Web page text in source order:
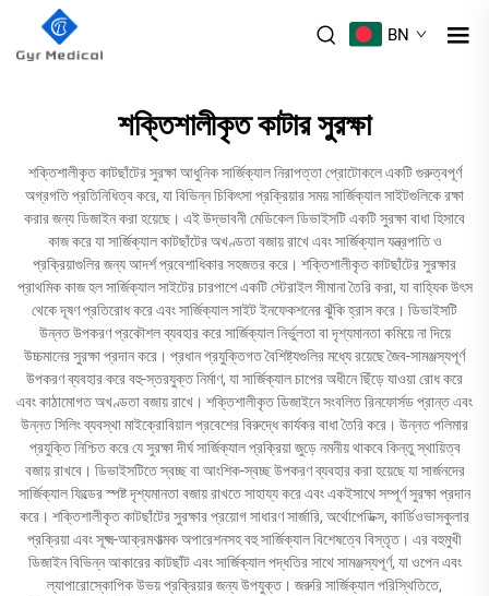
BN
শক্তিশালীকৃত কাটার সুরক্ষা
শক্তিশালীকৃত কাটছাঁটের সুরক্ষা আধুনিক সার্জিক্যাল নিরাপত্তা প্রোটোকলে একটি গুরুত্বপূর্ণ
অগ্রগতি প্রতিনিধিত্ব করে, যা বিভিন্ন চিকিৎসা প্রক্রিয়ার সময় সার্জিক্যাল সাইটগুলিকে রক্ষা
করার জন্য ডিজাইন করা হয়েছে। এই উদ্ভাবনী মেডিকেল ডিভাইসটি একটি সুরক্ষা বাধা হিসাবে
কাজ করে যা সার্জিক্যাল কাটছাঁটের অখণ্ডতা বজায় রাখে এবং সার্জিক্যাল যন্ত্রপাতি ও
প্রক্রিয়াগুলির জন্য আদর্শ প্রবেশাধিকার সহজতর করে। শক্তিশালীকৃত কাটছাঁটের সুরক্ষার
প্রাথমিক কাজ হল সার্জিক্যাল সাইটের চারপাশে একটি স্টেরাইল সীমানা তৈরি করা, যা বাহ্যিক উৎস
থেকে দূষণ প্রতিরোধ করে এবং সার্জিক্যাল সাইট ইনফেকশনের ঝুঁকি হ্রাস করে। ডিভাইসটি
উন্নত উপকরণ প্রকৌশল ব্যবহার করে সার্জিক্যাল নির্ভুলতা বা দৃশ্যমানতা কমিয়ে না দিয়ে
উচ্চমানের সুরক্ষা প্রদান করে। প্রধান প্রযুক্তিগত বৈশিষ্ট্যগুলির মধ্যে রয়েছে জৈব-সামঞ্জস্যপূর্ণ
উপকরণ ব্যবহার করে বহু-স্তরযুক্ত নির্মাণ, যা সার্জিক্যাল চাপের অধীনে ছিঁড়ে যাওয়া রোধ করে
এবং কাঠামোগত অখণ্ডতা বজায় রাখে। শক্তিশালীকৃত ডিজাইনে সংবলিত রিনফোর্সড প্রান্ত এবং
উন্নত সিলিং ব্যবস্থা মাইক্রোবিয়াল প্রবেশের বিরুদ্ধে কার্যকর বাধা তৈরি করে। উন্নত পলিমার
প্রযুক্তি নিশ্চিত করে যে সুরক্ষা দীর্ঘ সার্জিক্যাল প্রক্রিয়া জুড়ে নমনীয় থাকবে কিন্তু স্থায়িত্ব
বজায় রাখবে। ডিভাইসটিতে স্বচ্ছ বা আংশিক-স্বচ্ছ উপকরণ ব্যবহার করা হয়েছে যা সার্জনদের
সার্জিক্যাল ফিল্ডের স্পষ্ট দৃশ্যমানতা বজায় রাখতে সাহায্য করে এবং একইসাথে সম্পূর্ণ সুরক্ষা প্রদান
করে। শক্তিশালীকৃত কাটছাঁটের সুরক্ষার প্রয়োগ সাধারণ সার্জারি, অর্থোপেডিক্স, কার্ডিওভাসকুলার
প্রক্রিয়া এবং সূক্ষ্ম-আক্রমণাত্মক অপারেশনসহ বহু সার্জিক্যাল বিশেষত্বে বিস্তৃত। এর বহুমুখী
ডিজাইন বিভিন্ন আকারের কাটছাঁট এবং সার্জিক্যাল পদ্ধতির সাথে সামঞ্জস্যপূর্ণ, যা ওপেন এবং
ল্যাপারোস্কোপিক উভয় প্রক্রিয়ার জন্য উপযুক্ত। জরুরি সার্জিক্যাল পরিস্থিতিতে,